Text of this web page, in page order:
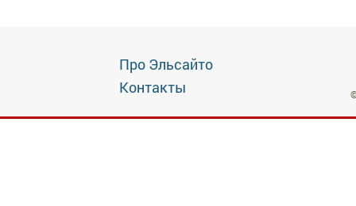
Про Эльсайто
Контакты